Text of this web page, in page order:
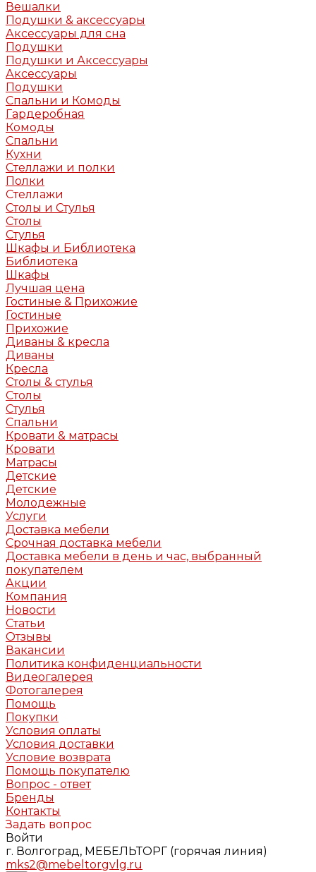
Вешалки
Подушки & аксессуары
Аксессуары для сна
Подушки
Подушки и Аксессуары
Аксессуары
Подушки
Спальни и Комоды
Гардеробная
Комоды
Спальни
Кухни
Стеллажи и полки
Полки
Стеллажи
Столы и Стулья
Столы
Стулья
Шкафы и Библиотека
Библиотека
Шкафы
Лучшая цена
Гостиные & Прихожие
Гостиные
Прихожие
Диваны & кресла
Диваны
Кресла
Столы & стулья
Столы
Стулья
Спальни
Кровати & матрасы
Кровати
Матрасы
Детские
Детские
Молодежные
Услуги
Доставка мебели
Срочная доставка мебели
Доставка мебели в день и час, выбранный
покупателем
Акции
Компания
Новости
Статьи
Отзывы
Вакансии
Политика конфиденциальности
Видеогалерея
Фотогалерея
Помощь
Покупки
Условия оплаты
Условия доставки
Условие возврата
Помощь покупателю
Вопрос - ответ
Бренды
Контакты
Задать вопрос
Войти
г. Волгоград, МЕБЕЛЬТОРГ (горячая линия)
mks2@mebeltorgvlg.ru